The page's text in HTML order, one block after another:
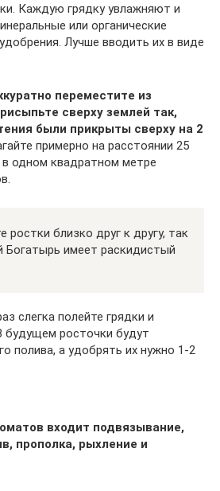
Каждую грядку увлажняют и
или органические
Лучше вводить их в виде
переместите из
сверху землей так,
были прикрыты сверху на 2
примерно на расстоянии 25
в одном квадратном метре
ростки близко друг к другу, так
Богатырь имеет раскидистый
слегка полейте грядки и
будущем росточки будут
полива, а удобрять их нужно 1-2
входит подвязывание,
прополка, рыхление и